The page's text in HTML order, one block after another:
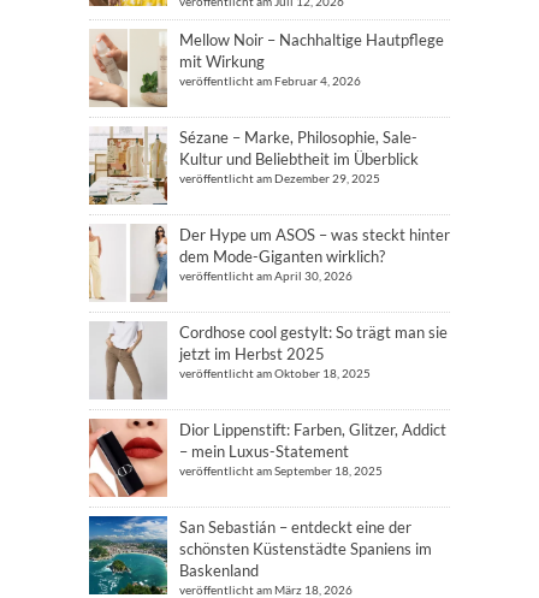
Mellow Noir – Nachhaltige Hautpflege
mit Wirkung
veröffentlicht am Februar 4, 2026
Sézane – Marke, Philosophie, Sale-
Kultur und Beliebtheit im Überblick
veröffentlicht am Dezember 29, 2025
Der Hype um ASOS – was steckt hinter
dem Mode-Giganten wirklich?
veröffentlicht am April 30, 2026
Cordhose cool gestylt: So trägt man sie
jetzt im Herbst 2025
veröffentlicht am Oktober 18, 2025
Dior Lippenstift: Farben, Glitzer, Addict
– mein Luxus-Statement
veröffentlicht am September 18, 2025
San Sebastián – entdeckt eine der
schönsten Küstenstädte Spaniens im
Baskenland
veröffentlicht am März 18, 2026